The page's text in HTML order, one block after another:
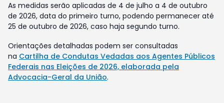
As medidas serão aplicadas de 4 de julho a 4 de outubro
de 2026, data do primeiro turno, podendo permanecer até
25 de outubro de 2026, caso haja segundo turno.
Orientações detalhadas podem ser consultadas
na Cartilha de Condutas Vedadas aos Agentes Públicos
Federais nas Eleições de 2026, elaborada pela
Advocacia-Geral da União.